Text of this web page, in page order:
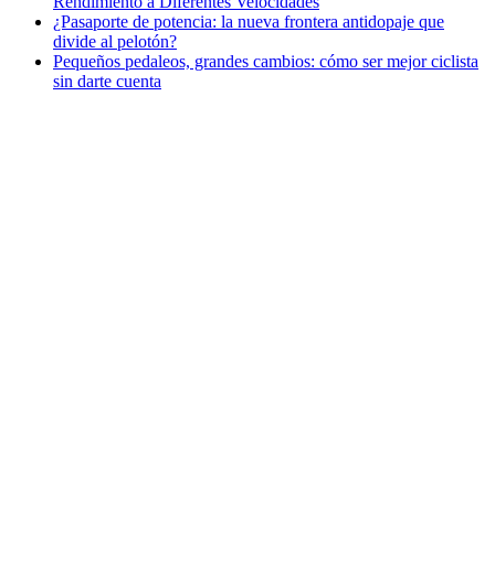
¿Pasaporte de potencia: la nueva frontera antidopaje que
divide al pelotón?
Pequeños pedaleos, grandes cambios: cómo ser mejor ciclista
sin darte cuenta